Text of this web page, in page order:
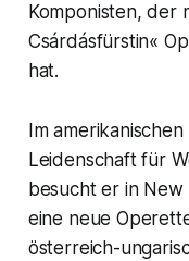
Komponisten, der
Csárdásfürstin«
hat.
Im
Leidenschaft für
besucht er in
eine neue
österreich-